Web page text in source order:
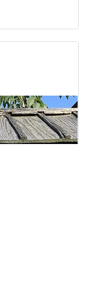
うさんくささ
って言ってる
急に思い出した
べようと菓子
菓子が一個も